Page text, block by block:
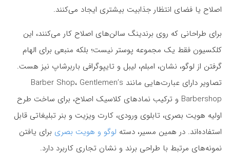
اصلاح یا فضای انتظار جذابیت بیشتری ایجاد می‌کنند.
برای طراحانی که روی برندینگ سالن‌های اصلاح کار می‌کنند، این
کلکسیون فقط یک مجموعه پوستر نیست؛ بلکه منبعی برای الهام
گرفتن از لوگو، نشان، امبلم، لیبل و تایپوگرافی باربرشاپ نیز هست.
تصاویر دارای عبارت‌هایی مانند Barber Shop، Gentlemen’s
Barbershop و ترکیب نمادهای کلاسیک اصلاح، برای ساخت طرح
اولیه هویت بصری، تابلوی ورودی، کارت ویزیت و بنر تبلیغاتی قابل
استفاده‌اند. در همین مسیر، دسته لوگو و هویت بصری برای یافتن
نمونه‌های مرتبط با طراحی برند و نشان تجاری کاربرد دارد.